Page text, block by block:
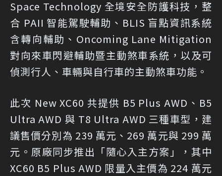
Space Technology 全境安全防護科技，整
合 PAII 智能駕駛輔助、BLIS 盲點資訊系統
含轉向輔助、Oncoming Lane Mitigation
對向來車閃避輔助暨主動煞車系統，以及可
偵測行人、車輛與自行車的主動煞車功能。
此次 New XC60 共提供 B5 Plus AWD、B5
Ultra AWD 與 T8 Ultra AWD 三種車型，建
議售價分別為 239 萬元、269 萬元與 299 萬
元。原廠同步推出「隨心入主方案」，其中
XC60 B5 Plus AWD 限量入主價為 224 萬元